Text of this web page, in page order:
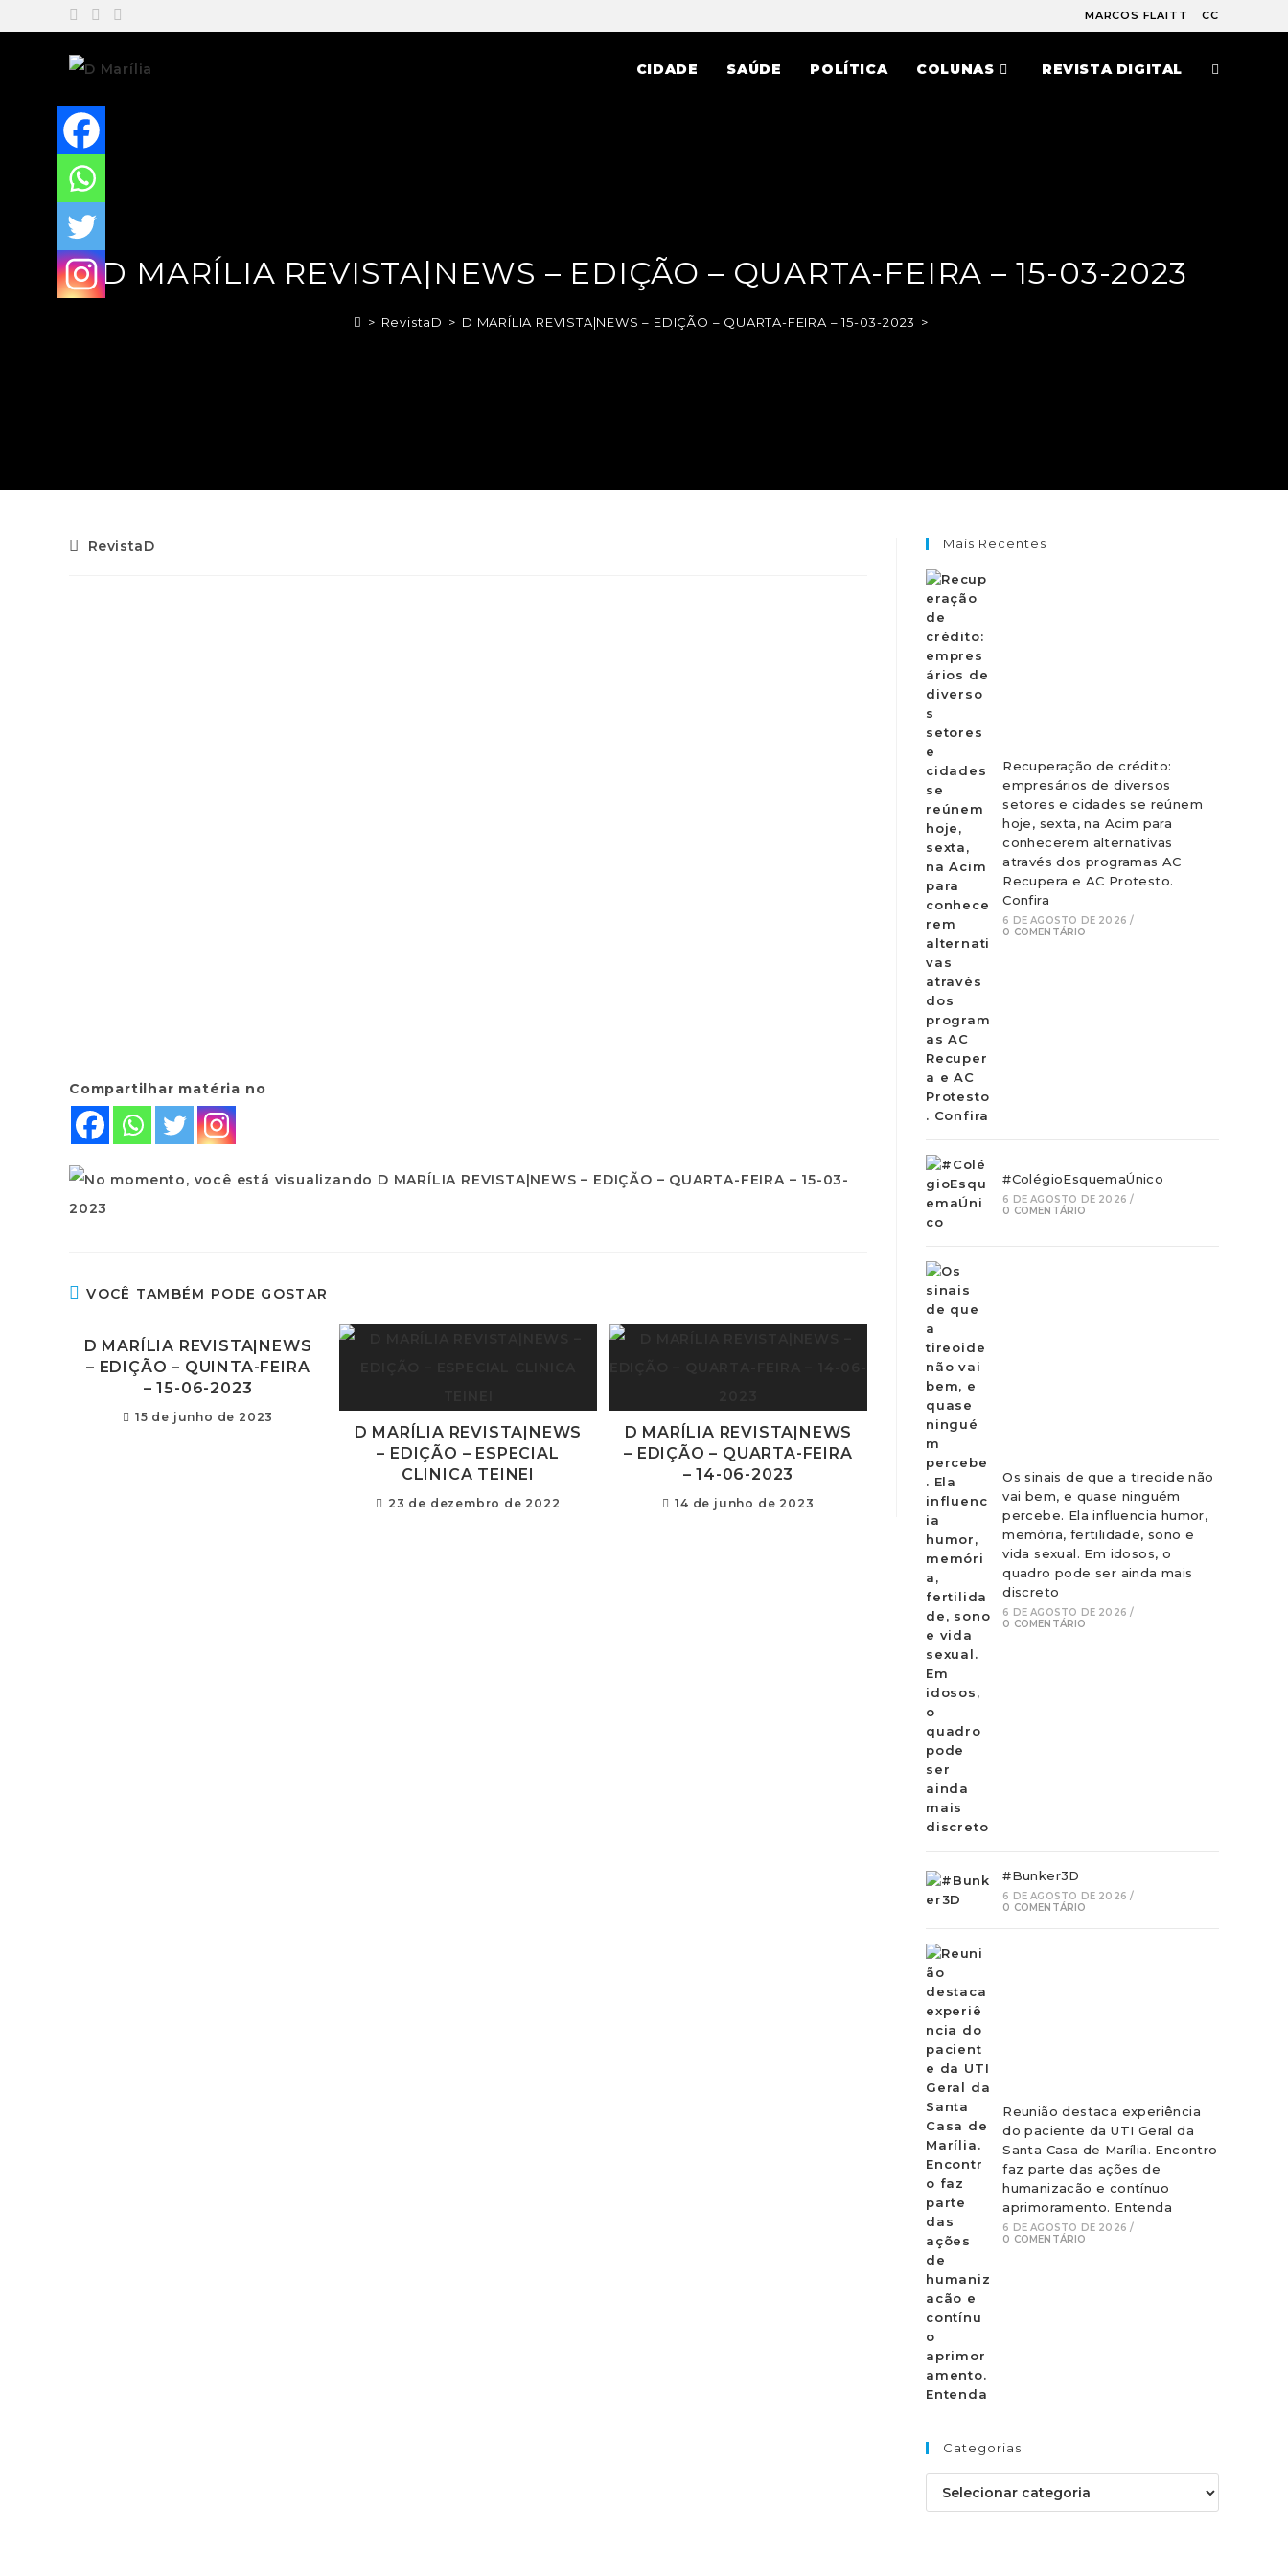
MARCOS FLAITT CC
CIDADE SAÚDE POLÍTICA COLUNAS REVISTA DIGITAL
D MARÍLIA REVISTA|NEWS – EDIÇÃO – QUARTA-FEIRA – 15-03-2023
> RevistaD > D MARÍLIA REVISTA|NEWS – EDIÇÃO – QUARTA-FEIRA – 15-03-2023 >
RevistaD
Compartilhar matéria no
VOCÊ TAMBÉM PODE GOSTAR
D MARÍLIA REVISTA|NEWS
– EDIÇÃO – QUINTA-FEIRA
– 15-06-2023
15 de junho de 2023
D MARÍLIA REVISTA|NEWS
– EDIÇÃO – ESPECIAL
CLINICA TEINEI
23 de dezembro de 2022
D MARÍLIA REVISTA|NEWS
– EDIÇÃO – QUARTA-FEIRA
– 14-06-2023
14 de junho de 2023
Mais Recentes
Recuperação de crédito:
empresários de diversos
setores e cidades se reúnem
hoje, sexta, na Acim para
conhecerem alternativas
através dos programas AC
Recupera e AC Protesto.
Confira
6 DE AGOSTO DE 2026 /
0 COMENTÁRIO
#ColégioEsquemaÚnico
6 DE AGOSTO DE 2026 /
0 COMENTÁRIO
Os sinais de que a tireoide não
vai bem, e quase ninguém
percebe. Ela influencia humor,
memória, fertilidade, sono e
vida sexual. Em idosos, o
quadro pode ser ainda mais
discreto
6 DE AGOSTO DE 2026 /
0 COMENTÁRIO
#Bunker3D
6 DE AGOSTO DE 2026 /
0 COMENTÁRIO
Reunião destaca experiência
do paciente da UTI Geral da
Santa Casa de Marília. Encontro
faz parte das ações de
humanizacão e contínuo
aprimoramento. Entenda
6 DE AGOSTO DE 2026 /
0 COMENTÁRIO
Categorias